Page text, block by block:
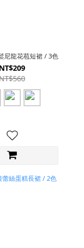
尼龍花苞短裙 / 3色
NT$209